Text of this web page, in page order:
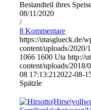
Bestandteil ihres
08/11/2020
/
8 Kommentare
https://utasglueck.de/
content/uploads/
1066 1600 Uta http://
content/uploads/
08 17:13:21 2022-08-
Spätzle